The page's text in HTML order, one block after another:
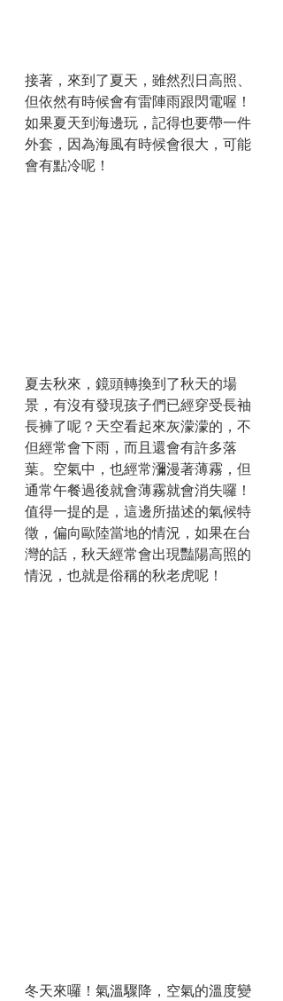
接著，來到了夏天，雖然烈日高照、
但依然有時候會有雷陣雨跟閃電喔！
如果夏天到海邊玩，記得也要帶一件
外套，因為海風有時候會很大，可能
會有點冷呢！
夏去秋來，鏡頭轉換到了秋天的場
景，有沒有發現孩子們已經穿受長袖
長褲了呢？天空看起來灰濛濛的，不
但經常會下雨，而且還會有許多落
葉。空氣中，也經常瀰漫著薄霧，但
通常午餐過後就會薄霧就會消失囉！
值得一提的是，這邊所描述的氣候特
徵，偏向歐陸當地的情況，如果在台
灣的話，秋天經常會出現豔陽高照的
情況，也就是俗稱的秋老虎呢！
冬天來囉！氣溫驟降，空氣的溫度變